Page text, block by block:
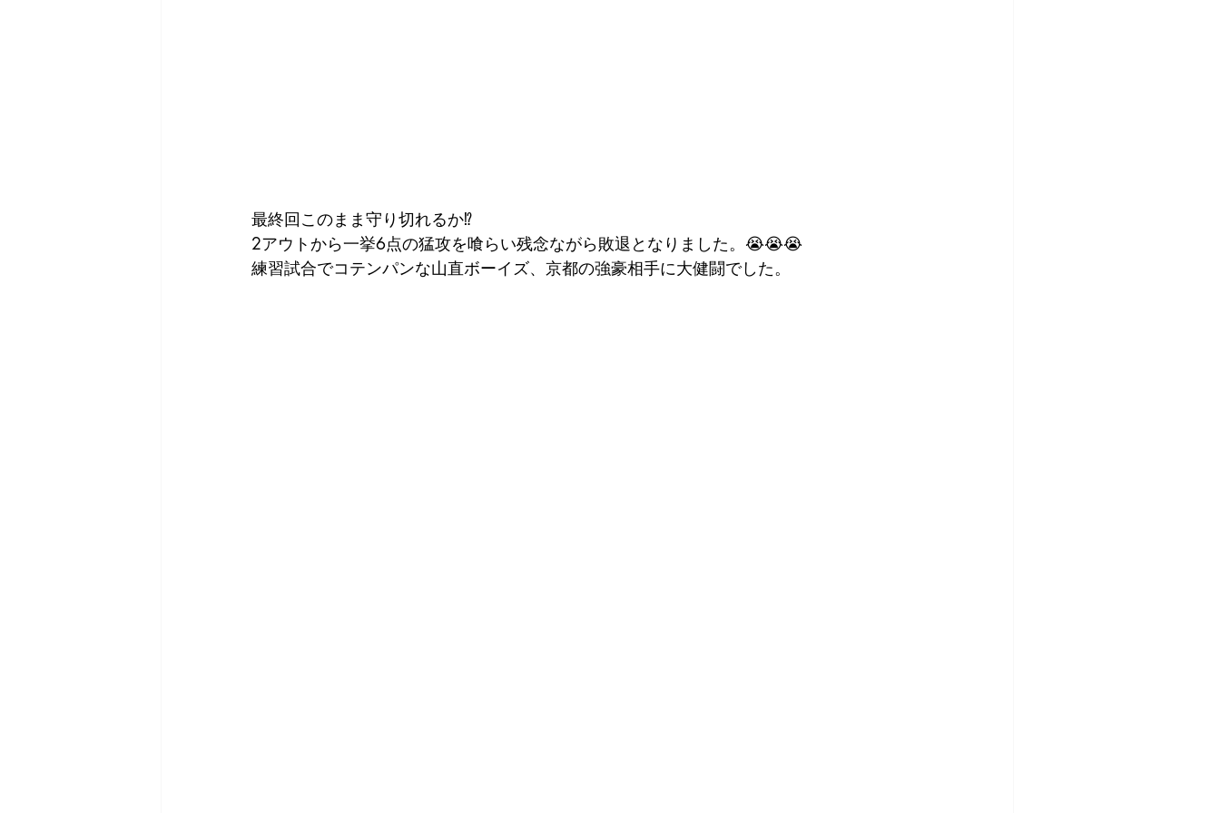
最終回このまま守り切れるか⁉️
2アウトから一挙6点の猛攻を喰らい残念ながら敗退となりました。😭😭😭
練習試合でコテンパンな山直ボーイズ、京都の強豪相手に大健闘でした。